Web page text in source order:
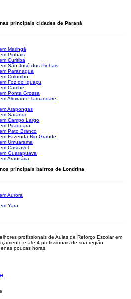
principais cidades de Paraná
Maringá
Pinhais
Curitiba
São José dos Pinhais
Paranaguá
Colombo
Foz do Iguaçu
Cambé
Ponta Grossa
Almirante Tamandaré
Arapongas
Sarandi
Campo Largo
Piraquara
Pato Branco
Fazenda Rio Grande
Umuarama
Cascavel
Guarapuava
Araucária
principais bairros de Londrina
Aurora
Yara
profissionais de Aulas de Reforço Escolar em
e até 4 profissionais de sua região
poucas horas.